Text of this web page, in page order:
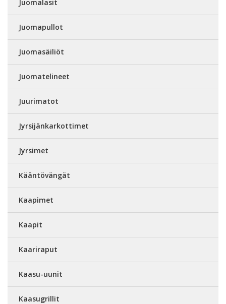
Juomalasit
Juomapullot
Juomasäiliöt
Juomatelineet
Juurimatot
Jyrsijänkarkottimet
Jyrsimet
Kääntövängät
Kaapimet
Kaapit
Kaariraput
Kaasu-uunit
Kaasugrillit